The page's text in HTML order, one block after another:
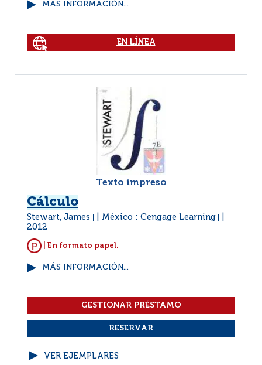
MÁS INFORMACIÓN...
EN LÍNEA
Texto impreso
Cálculo
Stewart, James México : Cengage Learning
2012
| En formato papel.
MÁS INFORMACIÓN...
VER EJEMPLARES